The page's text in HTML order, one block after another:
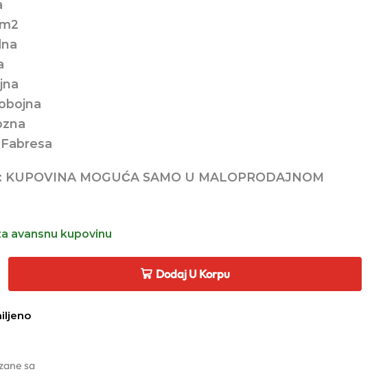
KUPOVINA MOGUĆA SAMO U MALOPRODAJNOM
avansnu kupovinu
Dodaj U Korpu
sa